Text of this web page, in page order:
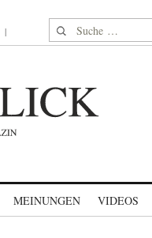
Suche nach:
MEINUNGEN VIDEOS